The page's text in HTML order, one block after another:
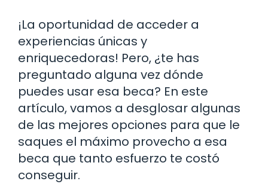
¡La oportunidad de acceder a
experiencias únicas y
enriquecedoras! Pero, ¿te has
preguntado alguna vez dónde
puedes usar esa beca? En este
artículo, vamos a desglosar algunas
de las mejores opciones para que le
saques el máximo provecho a esa
beca que tanto esfuerzo te costó
conseguir.